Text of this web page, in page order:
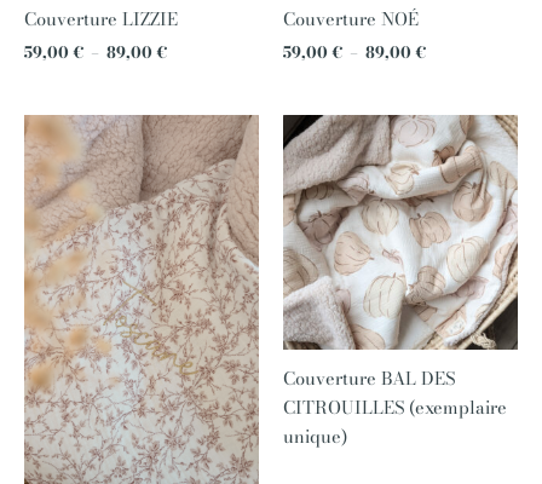
Couverture LIZZIE
59,00 € – 89,00 €
Couverture NOÉ
59,00 € – 89,00 €
Plage
de
prix :
59,00 €
à
89,00 €
Couverture BAL DES
CITROUILLES (exemplaire
unique)